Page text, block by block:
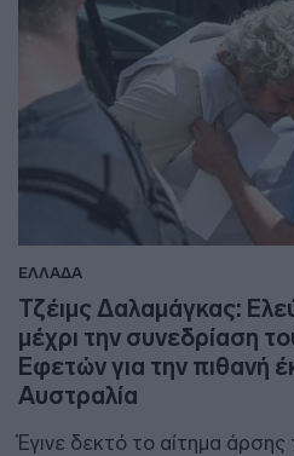
ΕΛΛΑΔΑ
Τζέιμς Δαλαμάγκας:
μέχρι την συνεδρίαση
Εφετών για την πιθανή
Αυστραλία
Έγινε δεκτό το αίτημα